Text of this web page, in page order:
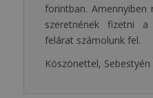
forintban. Amennyiben
szeretnének fizetni
felárat számolunk fel.
Köszönettel,